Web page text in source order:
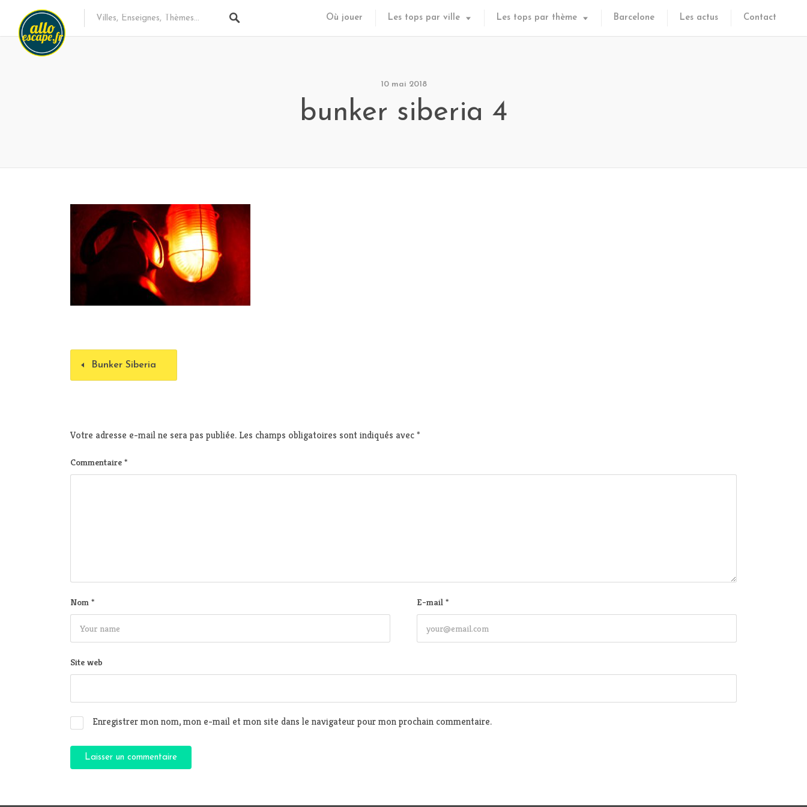
Où jouer Les tops par ville Les tops par thème Barcelone Les actus Contact
10 mai 2018
bunker siberia 4
Bunker Siberia
Votre adresse e-mail ne sera pas publiée. Les champs obligatoires sont indiqués avec*
Commentaire *
Nom * E-mail*
Site web
Enregistrer mon nom, mon e-mail et mon site dans le navigateur pour mon prochain commentaire.